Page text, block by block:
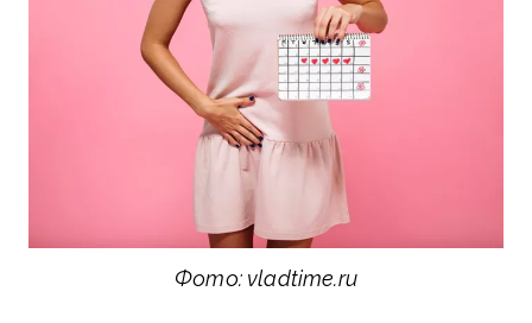
Фото: vladtime.ru